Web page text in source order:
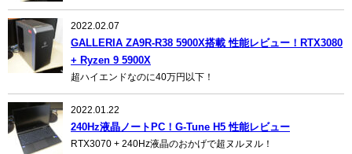
2022.02.07
GALLERIA ZA9R-R38 5900X搭載 性能レビュー！RTX3080
+ Ryzen 9 5900X
超ハイエンドなのに40万円以下！
2022.01.22
240Hz液晶ノートPC！G-Tune H5 性能レビュー
RTX3070 + 240Hz液晶のおかげで超ヌルヌル！